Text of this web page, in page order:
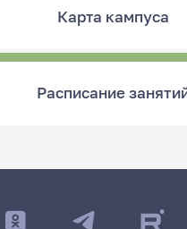
Карта кампуса
Расписание